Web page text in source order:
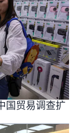
国贸易调查扩